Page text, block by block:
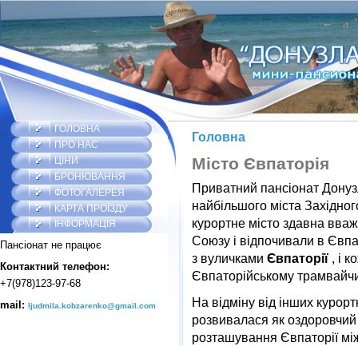
ГОЛОВНА
ПРО НАС
ЦІНИ
БРОНЮВАННЯ
ФОТОГАЛЕРЕЯ
КАРТА ПРОЇЗДУ
ІНФОРМАЦІЯ
Пансіонат не працює
Контактний телефон:
+7(978)123-97-68
mail:
ljudmila.kobzarenko@gmail.com
Головна
Місто Євпаторія
Приватний пансіонат
найбільшого міста
курортне місто здавна
Союзу і відпочивали в
з вуличками Євпаторії , і
Євпаторійському
На відміну від інших
розвивалася як
розташування Євпаторії